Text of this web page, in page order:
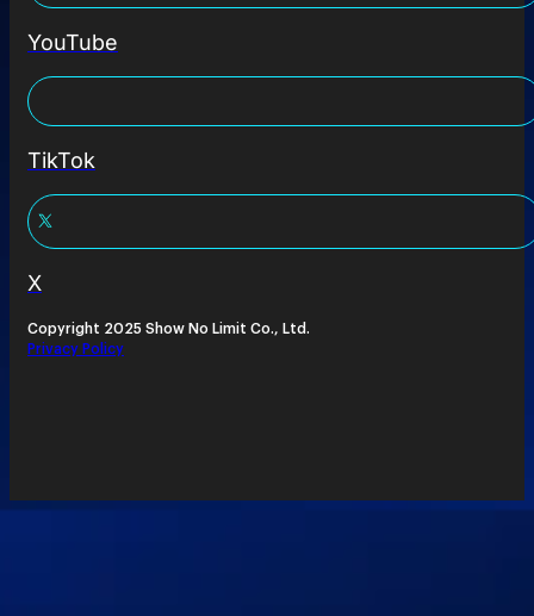
YouTube
TikTok
X
Copyright 2025 Show No Limit Co., Ltd.
Privacy Policy